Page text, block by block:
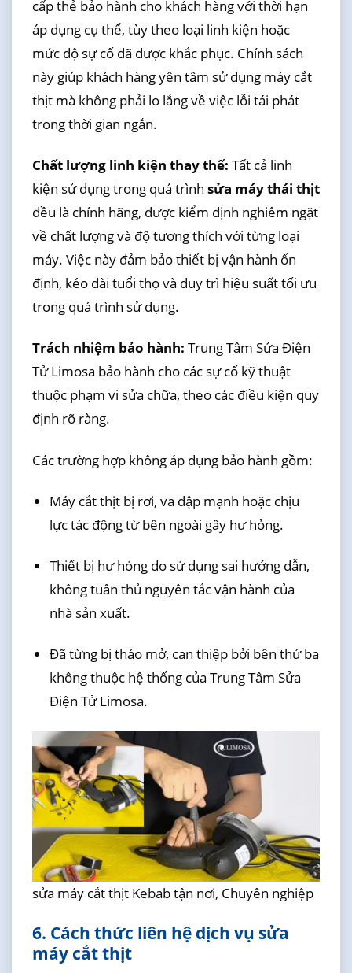
cấp thẻ bảo hành cho khách hàng với thời hạn
áp dụng cụ thể, tùy theo loại linh kiện hoặc
mức độ sự cố đã được khắc phục. Chính sách
này giúp khách hàng yên tâm sử dụng máy cắt
thịt mà không phải lo lắng về việc lỗi tái phát
trong thời gian ngắn.
Chất lượng linh kiện thay thế: Tất cả linh
kiện sử dụng trong quá trình sửa máy thái thịt
đều là chính hãng, được kiểm định nghiêm ngặt
về chất lượng và độ tương thích với từng loại
máy. Việc này đảm bảo thiết bị vận hành ổn
định, kéo dài tuổi thọ và duy trì hiệu suất tối ưu
trong quá trình sử dụng.
Trách nhiệm bảo hành: Trung Tâm Sửa Điện
Tử Limosa bảo hành cho các sự cố kỹ thuật
thuộc phạm vi sửa chữa, theo các điều kiện quy
định rõ ràng.
Các trường hợp không áp dụng bảo hành gồm:
Máy cắt thịt bị rơi, va đập mạnh hoặc chịu
lực tác động từ bên ngoài gây hư hỏng.
Thiết bị hư hỏng do sử dụng sai hướng dẫn,
không tuân thủ nguyên tắc vận hành của
nhà sản xuất.
Đã từng bị tháo mở, can thiệp bởi bên thứ ba
không thuộc hệ thống của Trung Tâm Sửa
Điện Tử Limosa.
sửa máy cắt thịt Kebab tận nơi, Chuyên nghiệp
6. Cách thức liên hệ dịch vụ sửa
máy cắt thịt